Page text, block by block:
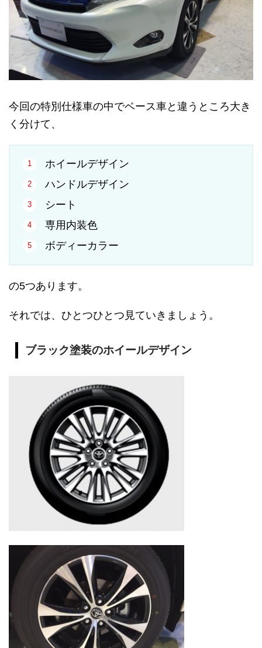
今回の特別仕様車の中でベース車と違うところ大き
く分けて、
ホイールデザイン
ハンドルデザイン
シート
専用内装色
ボディーカラー
の5つあります。
それでは、ひとつひとつ見ていきましょう。
ブラック塗装のホイールデザイン